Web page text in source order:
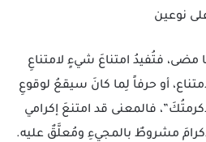
نوعين
فتُفيدُ امتناعَ شيءٍ لامتناعِ
أو حرفاً لِما كانَ سيقعُ لوقوعِ
فالمعنى قد امتنعَ إكرامي
مشروطٌ بالمجيءِ ومُعلَّقٌ عليه.